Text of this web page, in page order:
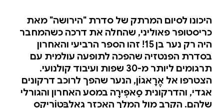
היכונו לסיום המרתק של סדרת "הירושה" מאת
כריסטופר פאוליני, שהחלה את דרכה כשהמחבר
היה רק נער בן 15! זהו הספר הרביעי והאחרון
בסדרת הפנטזיה שהפכה לתופעה עולמית עם
תרגומים ליותר מ-30 שפות ועיבוד קולנועי.
הצטרפו אל אֶרָאגוֹן, הנער שהפך לרוכב דרקונים
אגדי, והדרקונית סַאפִירָה במסע האחרון והגורלי
שלהם. הקרב מול המלך האכזר גַאלבָּטוֹריקס